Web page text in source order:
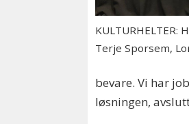
Terje Sporsem,
bevare. Vi har
løsningen,